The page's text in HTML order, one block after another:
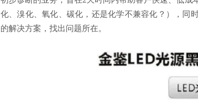
化、溴化、氧化、碳化，还是化学不兼容化？），同
的解决方案，找出问题所在。